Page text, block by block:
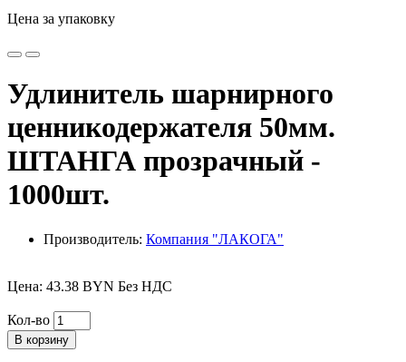
Цена за упаковку
Удлинитель шарнирного
ценникодержателя 50мм.
ШТАНГА прозрачный -
1000шт.
Производитель: Компания "ЛАКОГА"
Цена: 43.38 BYN Без НДС
Кол-во
В корзину